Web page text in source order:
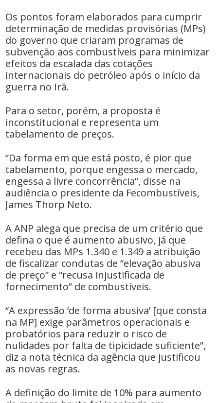
Os pontos foram elaborados para cumprir
determinação de medidas provisórias (MPs)
do governo que criaram programas de
subvenção aos combustíveis para minimizar
efeitos da escalada das cotações
internacionais do petróleo após o início da
guerra no Irã.
Para o setor, porém, a proposta é
inconstitucional e representa um
tabelamento de preços.
“Da forma em que está posto, é pior que
tabelamento, porque engessa o mercado,
engessa a livre concorrência”, disse na
audiência o presidente da Fecombustíveis,
James Thorp Neto.
A ANP alega que precisa de um critério que
defina o que é aumento abusivo, já que
recebeu das MPs 1.340 e 1.349 a atribuição
de fiscalizar condutas de “elevação abusiva
de preço” e “recusa injustificada de
fornecimento” de combustíveis.
“A expressão ‘de forma abusiva’ [que consta
na MP] exige parâmetros operacionais e
probatórios para reduzir o risco de
nulidades por falta de tipicidade suficiente”,
diz a nota técnica da agência que justificou
as novas regras.
A definição do limite de 10% para aumento